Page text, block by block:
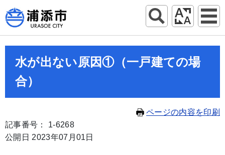
水が出ない原因①（一戸建ての場
合）
ページの内容を印刷
記事番号： 1-6268
公開日 2023年07月01日